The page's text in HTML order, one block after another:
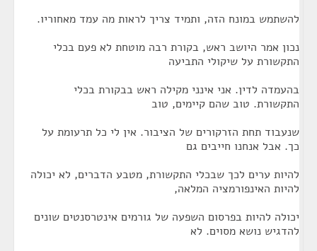
להשתמש במונח הזה, ותמיד צריך לראות מה עמד מאחוריו.
נכון אמר היושב ראש, בקורת רבה מוטחת לא פעם בכלי
התקשורת על שיקולי התביעה
בהעמדה לדין. אני אינני מקילה ראש בבקורת בכלי
התקשורת. טוב שהם קיימים, טוב
שנעבוד תחת הזרקורים של הציבור. אין לי כל תרעומת על
כך. אבל אנחנו חייבים גם
להיות ערים לכך שבכלי התקשורת, מטבע הדברים, לא יכולה
להיות האינפורמציה המלאה,
יכולה להיות בפרסום השפעה של גורמים אינטרסנטים שונים
להדגיש נושא מסוים. לא